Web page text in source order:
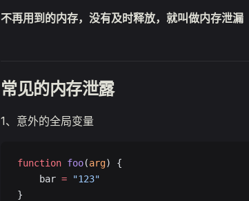
不再用到的内存，没有及时释放，就叫做内存泄漏
常见的内存泄露
1、意外的全局变量
function foo(arg) {
    bar
= "123"
}